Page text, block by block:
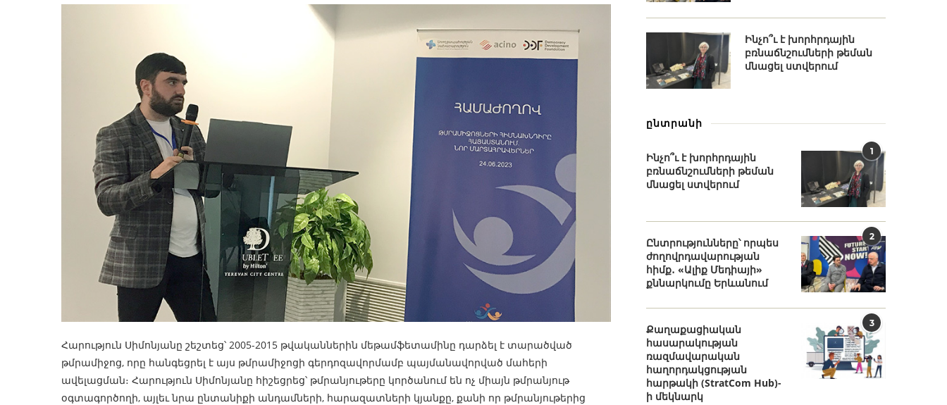
Հարություն Սիմոնյանը շեշտեց՝ 2005-2015 թվականներին մեթամֆետամինը դարձել է տարածված
թմրամիջոց, որը հանգեցրել է այս թմրամիջոցի գերդոզավորմամբ պայմանավորված մահերի
ավելացման։ Հարություն Սիմոնյանը հիշեցրեց՝ թմրանյութերը կործանում են ոչ միայն թմրանյութ
օգտագործողի, այլեւ նրա ընտանիքի անդամների, հարազատների կյանքը, քանի որ թմրանյութերից
Ինչո՞ւ է խորհրդային
բռնաճնշումների թեման
մնացել ստվերում
ընտրանի
1
Ինչո՞ւ է խորհրդային
բռնաճնշումների թեման
մնացել ստվերում
2
Ընտրությունները՝ որպես
ժողովրդավարության
հիմք․ «Ալիք Մեդիայի»
քննարկումը Երևանում
3
Քաղաքացիական
հասարակության
ռազմավարական
հաղորդակցության
հարթակի (StratCom Hub)-
ի մեկնարկ